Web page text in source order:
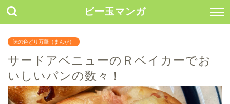
ビー玉マンガ
味の色どり万華（まんが）
サードアベニューのＲベイカーでお
いしいパンの数々！